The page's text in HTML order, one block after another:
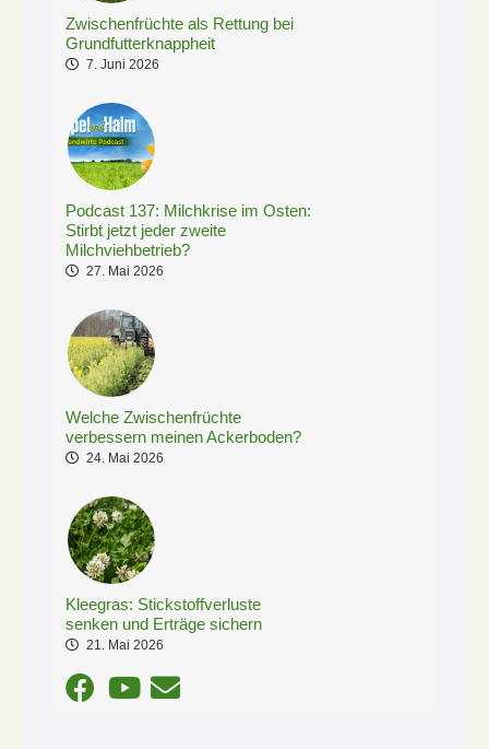
Zwischenfrüchte als Rettung bei
Grundfutterknappheit
7. Juni 2026
Podcast 137: Milchkrise im Osten:
Stirbt jetzt jeder zweite
Milchviehbetrieb?
27. Mai 2026
Welche Zwischenfrüchte
verbessern meinen Ackerboden?
24. Mai 2026
Kleegras: Stickstoffverluste
senken und Erträge sichern
21. Mai 2026